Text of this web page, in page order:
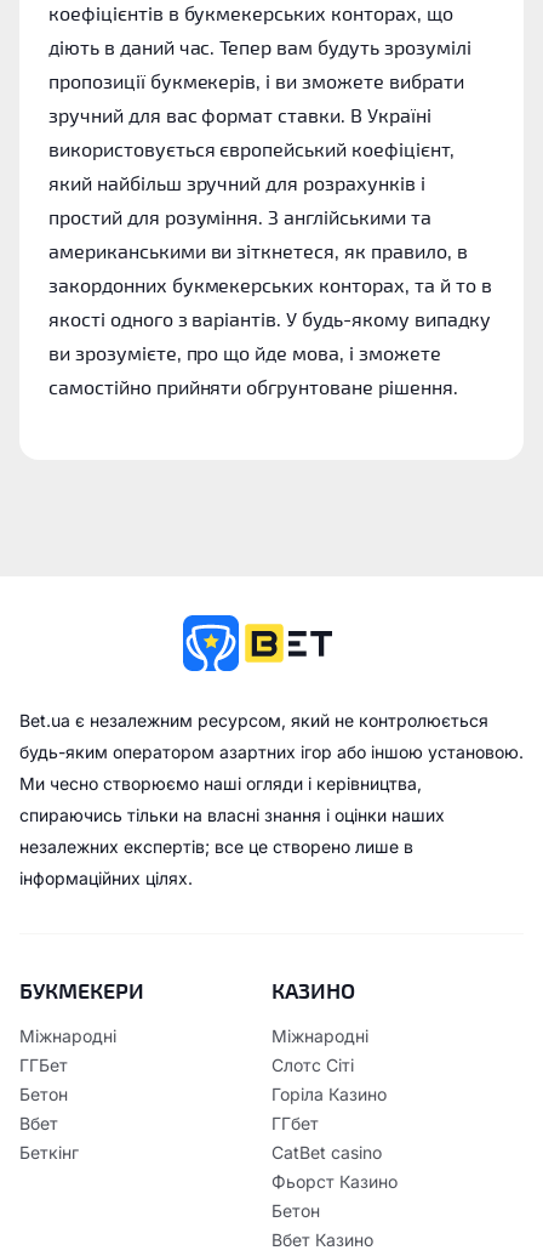
коефіцієнтів в букмекерських конторах, що
діють в даний час. Тепер вам будуть зрозумілі
пропозиції букмекерів, і ви зможете вибрати
зручний для вас формат ставки. В Україні
використовується європейський коефіцієнт,
який найбільш зручний для розрахунків і
простий для розуміння. З англійськими та
американськими ви зіткнетеся, як правило, в
закордонних букмекерських конторах, та й то в
якості одного з варіантів. У будь-якому випадку
ви зрозумієте, про що йде мова, і зможете
самостійно прийняти обгрунтоване рішення.
Bet.ua є незалежним ресурсом, який не контролюється
будь-яким оператором азартних ігор або іншою установою.
Ми чесно створюємо наші огляди і керівництва,
спираючись тільки на власні знання і оцінки наших
незалежних експертів; все це створено лише в
інформаційних цілях.
БУКМЕКЕРИ
Міжнародні
ГГБет
Бетон
Вбет
Беткінг
КАЗИНО
Міжнародні
Слотс Сіті
Горіла Казино
ГГбет
CatBet casino
Фьорст Казино
Бетон
Вбет Казино